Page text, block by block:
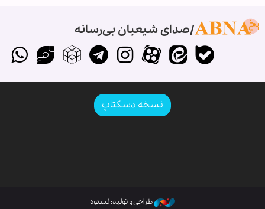
صدای شیعیان بی‌رسانه
نسخه دسکتاپ
طراحی و تولید: نستوه